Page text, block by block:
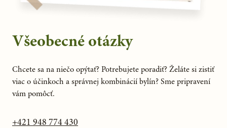
Všeobecné otázky
Chcete sa na niečo opýtať? Potrebujete poradiť? Želáte si zistiť
viac o účinkoch a správnej kombinácií bylín? Sme pripravení
vám pomôcť.
+421 948 774 430